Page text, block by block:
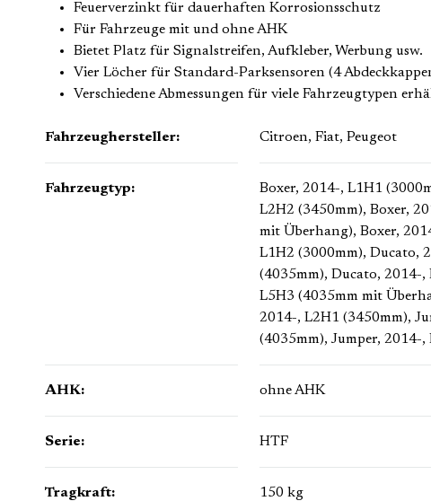
Feuerverzinkt für dauerhaften Korrosionsschutz
Für Fahrzeuge mit und ohne AHK
Bietet Platz für Signalstreifen, Aufkleber, Werbung usw.
Vier Löcher für Standard-Parksensoren (4
Verschiedene Abmessungen für viele Fahrzeugtypen
Fahrzeughersteller: Citroen, Fiat, Peugeot
Fahrzeugtyp: Boxer, 2014-, L1H1
L2H2 (3450mm), Boxer,
mit Überhang), Boxer,
L1H2 (3000mm), Ducato,
(4035mm), Ducato, 2014-,
L5H3 (4035mm mit
2014-, L2H1 (3450mm),
(4035mm), Jumper, 2014-
AHK: ohne AHK
Serie: HTF
Tragkraft: 150 kg